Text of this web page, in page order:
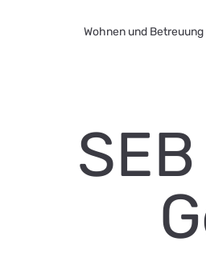
erleben - zur Startseite
Wohnen und Betreuung